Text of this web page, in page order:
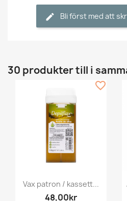
Bli först med att
30 produkter till i
Vax patron / kassett...
48,00kr
favorite_border